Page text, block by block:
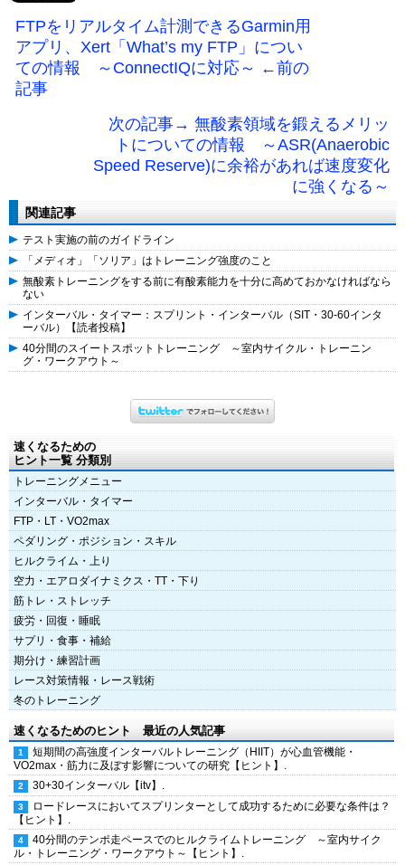
FTPをリアルタイム計測できるGarmin用
アプリ、Xert「What’s my FTP」につい
ての情報 ～ConnectIQに対応～ ←前の
記事
次の記事→ 無酸素領域を鍛えるメリッ
トについての情報 ～ASR(Anaerobic
Speed Reserve)に余裕があれば速度変化
に強くなる～
関連記事
テスト実施の前のガイドライン
「メディオ」「ソリア」はトレーニング強度のこと
無酸素トレーニングをする前に有酸素能力を十分に高めておかなければなら
ない
インターバル・タイマー：スプリント・インターバル（SIT・30-60インタ
ーバル）【読者投稿】
40分間のスイートスポットトレーニング ～室内サイクル・トレーニン
グ・ワークアウト～
速くなるための
ヒント一覧 分類別
トレーニングメニュー
インターバル・タイマー
FTP・LT・VO2max
ペダリング・ポジション・スキル
ヒルクライム・上り
空力・エアロダイナミクス・TT・下り
筋トレ・ストレッチ
疲労・回復・睡眠
サプリ・食事・補給
期分け・練習計画
レース対策情報・レース戦術
冬のトレーニング
速くなるためのヒント 最近の人気記事
短期間の高強度インターバルトレーニング（HIIT）が心血管機能・
VO2max・筋力に及ぼす影響についての研究【ヒント】.
30+30インターバル【itv】.
ロードレースにおいてスプリンターとして成功するために必要な条件は？
【ヒント】.
40分間のテンポ走ペースでのヒルクライムトレーニング ～室内サイク
ル・トレーニング・ワークアウト～【ヒント】.